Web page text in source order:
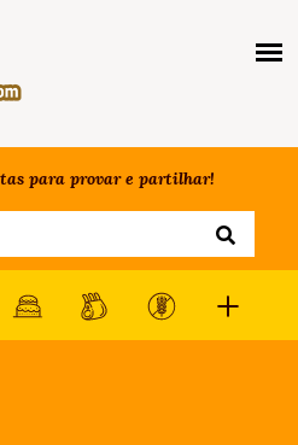
para provar e partilhar!